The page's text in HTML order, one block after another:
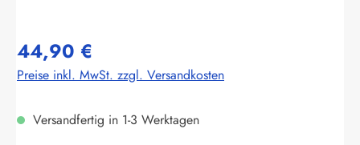
44,90 €
Preise inkl. MwSt. zzgl. Versandkosten
Versandfertig in 1-3 Werktagen